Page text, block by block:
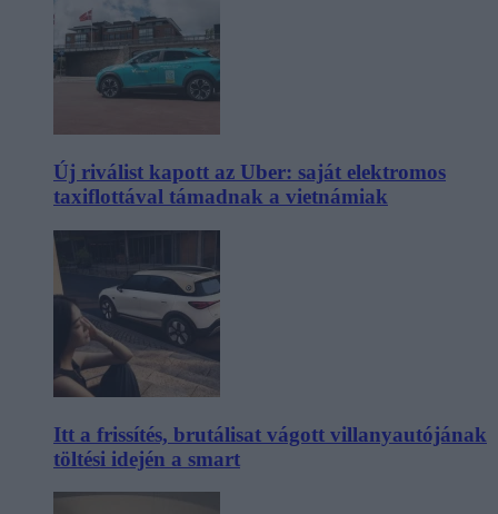
Új riválist kapott az Uber: saját elektromos
taxiflottával támadnak a vietnámiak
Itt a frissítés, brutálisat vágott villanyautójának
töltési idején a smart